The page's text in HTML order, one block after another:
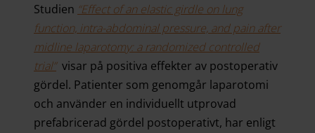
Studien “Effect of an elastic girdle on lung
function, intra-abdominal pressure, and pain after
midline laparotomy: a randomized controlled
trial”visar på positiva effekter av postoperativ
gördel. Patienter som genomgår laparotomi
och använder en individuellt utprovad
prefabricerad gördel postoperativt, har enligt